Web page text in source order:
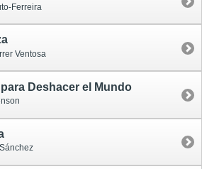
Ferreira
Ventosa
Deshacer el Mundo